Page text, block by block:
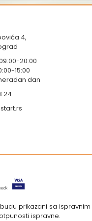
4,
20:00
15:00
dan
24
prikazani sa
ispravne.